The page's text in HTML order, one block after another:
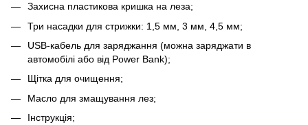
Захисна пластикова кришка на леза;
Три насадки для стрижки: 1,5 мм, 3 мм, 4,5 мм;
USB-кабель для заряджання (можна заряджати в
автомобілі або від Power Bank);
Щітка для очищення;
Масло для змащування лез;
Інструкція;